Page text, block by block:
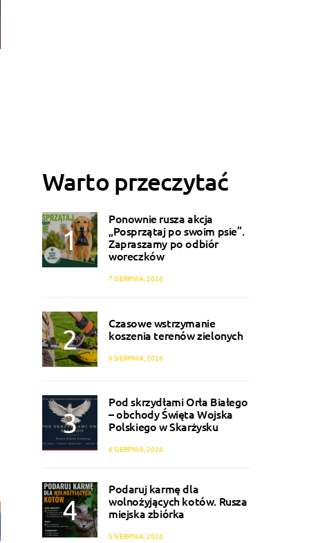
Warto przeczytać
Ponownie rusza akcja
„Posprzątaj po swoim psie”.
Zapraszamy po odbiór
woreczków
7 SIERPNIA, 2026
Czasowe wstrzymanie
koszenia terenów zielonych
6 SIERPNIA, 2026
Pod skrzydłami Orła Białego
– obchody Święta Wojska
Polskiego w Skarżysku
6 SIERPNIA, 2026
Podaruj karmę dla
wolnożyjących kotów. Rusza
miejska zbiórka
5 SIERPNIA, 2026